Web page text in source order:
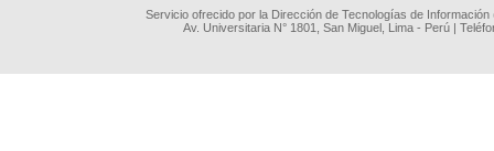
Servicio ofrecido por la Dirección de Tecnologías de
Av. Universitaria N° 1801, San Miguel, Lima - Perú |